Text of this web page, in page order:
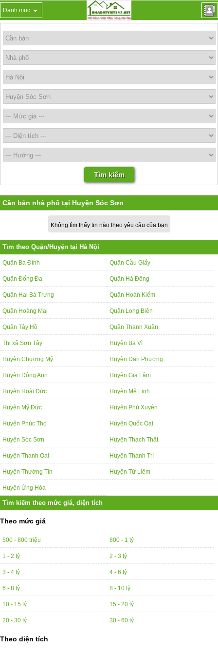
Danh mục
Cần bán nhà phố tại Huyện Sóc Sơn
Không tìm thấy tin nào theo yêu cầu của bạn
Tìm theo Quận/Huyện tại Hà Nội
Quận Ba Đình Quận Cầu Giấy
Quận Đống Đa Quận Hà Đông
Quận Hai Bà Trưng Quận Hoàn Kiếm
Quận Hoàng Mai Quận Long Biên
Quận Tây Hồ Quận Thanh Xuân
Thị xã Sơn Tây Huyện Ba Vì
Huyện Chương Mỹ Huyện Đan Phượng
Huyện Đông Anh Huyện Gia Lâm
Huyện Hoài Đức Huyện Mê Linh
Huyện Mỹ Đức Huyện Phú Xuyên
Huyện Phúc Thọ Huyện Quốc Oai
Huyện Sóc Sơn Huyện Thạch Thất
Huyện Thanh Oai Huyện Thanh Trì
Huyện Thường Tín Huyện Từ Liêm
Huyện Ứng Hòa
Tìm kiếm theo mức giá, diện tích
Theo mức giá
500 - 800 triệu 800 - 1 tỷ
1 - 2 tỷ 2 - 3 tỷ
3 - 4 tỷ 4 - 6 tỷ
6 - 8 tỷ 8 - 10 tỷ
10 - 15 tỷ 15 - 20 tỷ
20 - 30 tỷ 30 - 60 tỷ
Theo diện tích